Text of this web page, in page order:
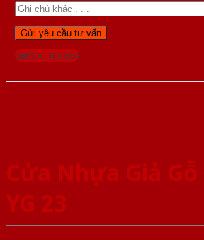
Gọi 0976.169.864
Cửa Nhựa Giả
YG 23